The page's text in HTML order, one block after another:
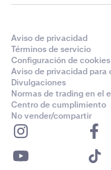
Aviso de privacidad
Términos de servicio
Configuración de cookies
Aviso de privacidad para
Divulgaciones
Normas de trading en el
Centro de cumplimiento
No vender/compartir